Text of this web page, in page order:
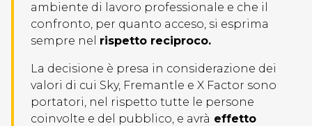
ambiente di lavoro professionale e che il
confronto, per quanto acceso, si esprima
sempre nel rispetto reciproco.
La decisione è presa in considerazione dei
valori di cui Sky, Fremantle e X Factor sono
portatori, nel rispetto tutte le persone
coinvolte e del pubblico, e avrà effetto